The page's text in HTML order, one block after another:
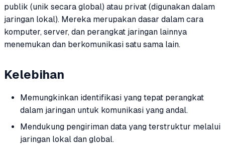
publik (unik secara global) atau privat (digunakan dalam
jaringan lokal). Mereka merupakan dasar dalam cara
komputer, server, dan perangkat jaringan lainnya
menemukan dan berkomunikasi satu sama lain.
Kelebihan
Memungkinkan identifikasi yang tepat perangkat
dalam jaringan untuk komunikasi yang andal.
Mendukung pengiriman data yang terstruktur melalui
jaringan lokal dan global.